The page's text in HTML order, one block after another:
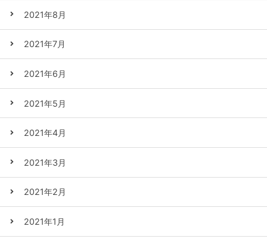
2021年8月
2021年7月
2021年6月
2021年5月
2021年4月
2021年3月
2021年2月
2021年1月